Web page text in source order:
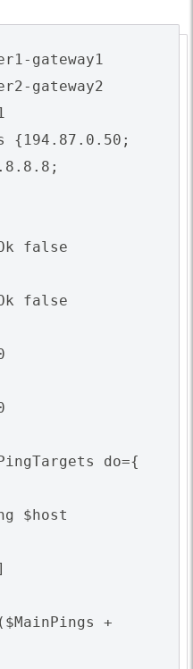
gateway1
gateway2
{194.87.0.50;
false
false
do={
$host
( $MainPings +